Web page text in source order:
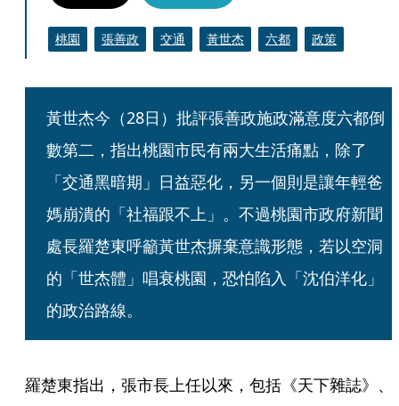
桃園 張善政 交通 黃世杰 六都 政策
黃世杰今（28日）批評張善政施政滿意度六都倒
數第二，指出桃園市民有兩大生活痛點，除了
「交通黑暗期」日益惡化，另一個則是讓年輕爸
媽崩潰的「社福跟不上」。不過桃園市政府新聞
處長羅楚東呼籲黃世杰摒棄意識形態，若以空洞
的「世杰體」唱衰桃園，恐怕陷入「沈伯洋化」
的政治路線。
羅楚東指出，張市長上任以來，包括《天下雜誌》、